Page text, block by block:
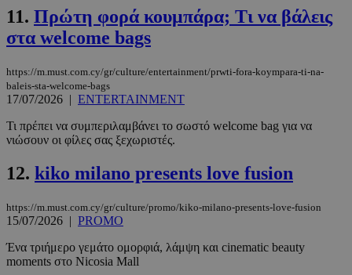
11. Πρώτη φορά κουμπάρα; Τι να βάλεις
στα welcome bags
https://m.must.com.cy/gr/culture/entertainment/prwti-fora-koympara-ti-na-
baleis-sta-welcome-bags
17/07/2026 | ENTERTAINMENT
Τι πρέπει να συμπεριλαμβάνει το σωστό welcome bag για να
νιώσουν οι φίλες σας ξεχωριστές.
12. kiko milano presents love fusion
https://m.must.com.cy/gr/culture/promo/kiko-milano-presents-love-fusion
15/07/2026 | PROMO
Ένα τριήμερο γεμάτο ομορφιά, λάμψη και cinematic beauty
moments στο Nicosia Mall